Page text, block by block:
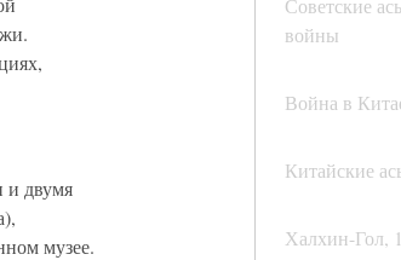
Советские
войны
Война в
Китайские
Халхин-Гол,
и двумя
музее.